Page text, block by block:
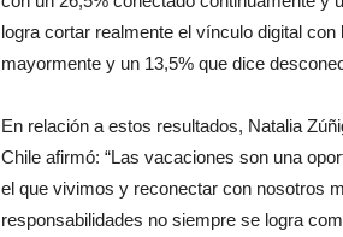
logra cortar realmente el vínculo digital
mayormente y un 13,5% que dice
En relación a estos resultados, Natalia
Chile afirmó: “Las vacaciones son una
el que vivimos y reconectar con nosotros
responsabilidades no siempre se logra